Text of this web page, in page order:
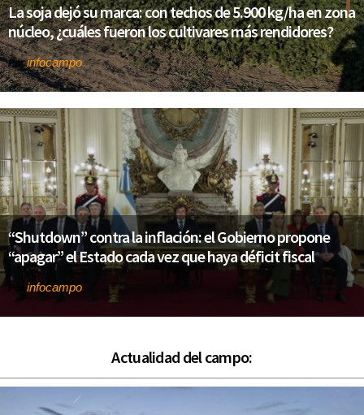
La soja dejó su marca: con techos de 5.900 kg/ha en zona
núcleo, ¿cuáles fueron los cultivares más rendidores?
Porinfocampo
“Shutdown” contra la inflación: el Gobierno propone
“apagar” el Estado cada vez que haya déficit fiscal
Por infocampo
Actualidad del campo: